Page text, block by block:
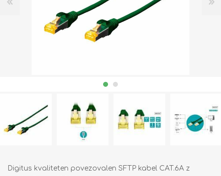
Digitus kvaliteten povezovalen SFTP kabel CAT.6A z